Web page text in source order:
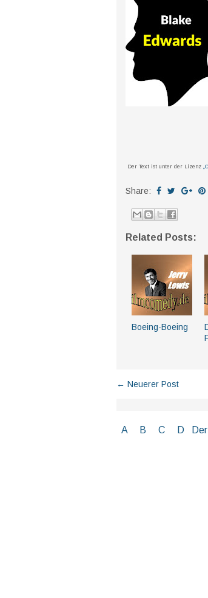
Der Text ist unter der Lizenz
Share:
Related Posts:
Boeing-Boeing
← Neuerer Post
A B C D Der